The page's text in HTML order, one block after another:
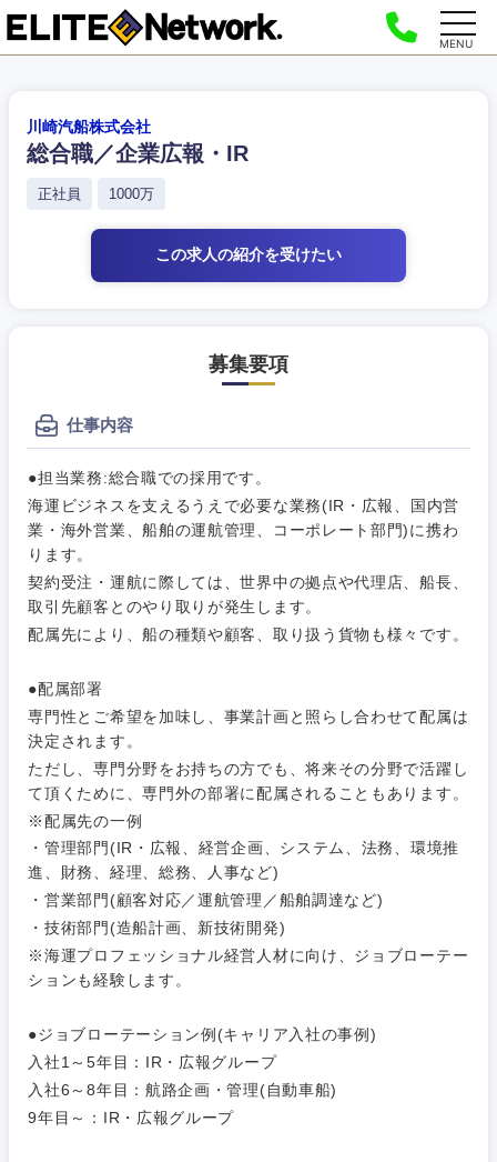
MENU
川崎汽船株式会社
総合職／企業広報・IR
正社員 1000万
この求人の紹介を受けたい
募集要項
仕事内容
●担当業務:総合職での採用です。
海運ビジネスを支えるうえで必要な業務(IR・広報、国内営
業・海外営業、船舶の運航管理、コーポレート部門)に携わ
ります。
契約受注・運航に際しては、世界中の拠点や代理店、船長、
取引先顧客とのやり取りが発生します。
配属先により、船の種類や顧客、取り扱う貨物も様々です。
●配属部署
専門性とご希望を加味し、事業計画と照らし合わせて配属は
決定されます。
ただし、専門分野をお持ちの方でも、将来その分野で活躍し
て頂くために、専門外の部署に配属されることもあります。
※配属先の一例
・管理部門(IR・広報、経営企画、システム、法務、環境推
進、財務、経理、総務、人事など)
・営業部門(顧客対応／運航管理／船舶調達など)
・技術部門(造船計画、新技術開発)
※海運プロフェッショナル経営人材に向け、ジョブローテー
ションも経験します。
●ジョブローテーション例(キャリア入社の事例)
入社1～5年目：IR・広報グループ
入社6～8年目：航路企画・管理(自動車船)
9年目～：IR・広報グループ
経営企
画・事業
企画
経営ボー
ド
SCM
人事
マーケテ
ィング
すべての経営企画・事業企
画
事業企画・事業開発
事業管理
新規事業企画・立上げ
M&A・事業投資
経営企画
経営企画・事業企画
経営ボード
管理
SCM
人事
営業
サービス
商社・卸
エネルギー・資源・環境
自動車・機械・船舶
北海道・東北地方
北海道 青森県
秋田県
宮城県
福島県
希望年収
推奨年齢
20代 30代
40代 50代
こだわり条件を入力ください